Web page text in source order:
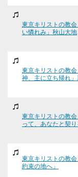
東京キリストの教
い憐れみ」秋山大地
東京キリストの教
神、主に立ち帰れ
東京キリストの教
って、あなたと契
東京キリストの教
約束の地へ」